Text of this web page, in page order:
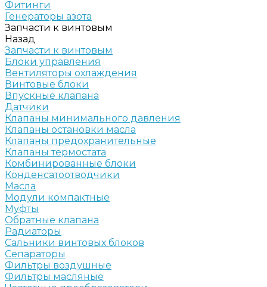
Фитинги
Генераторы азота
Запчасти к винтовым
Назад
Запчасти к винтовым
Блоки управления
Вентиляторы охлаждения
Винтовые блоки
Впускные клапана
Датчики
Клапаны минимального давления
Клапаны остановки масла
Клапаны предохранительные
Клапаны термостата
Комбинированные блоки
Конденсатоотводчики
Масла
Модули компактные
Муфты
Обратные клапана
Радиаторы
Сальники винтовых блоков
Сепараторы
Фильтры воздушные
Фильтры масляные